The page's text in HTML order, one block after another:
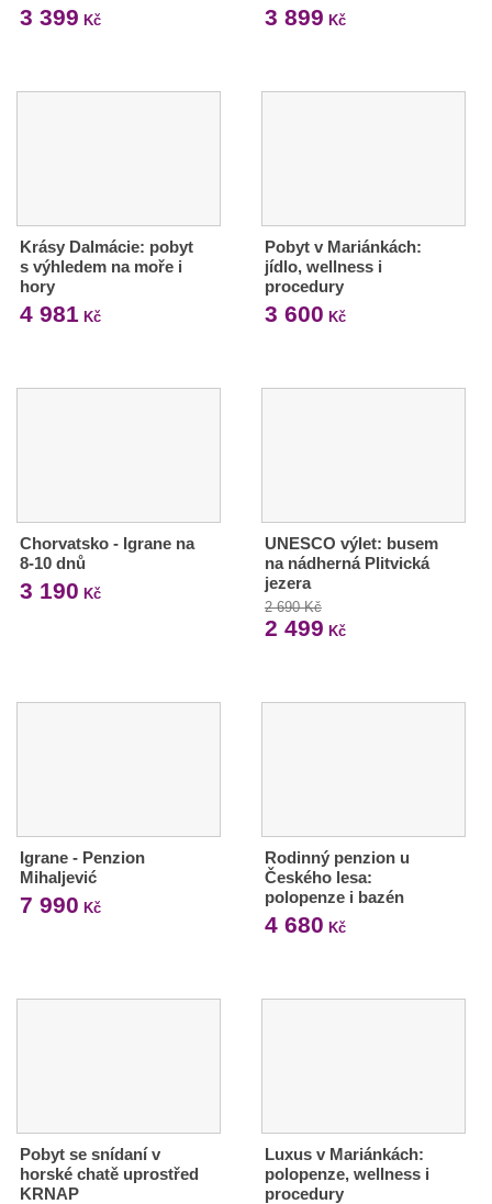
3 399 Kč 3 899 Kč
Krásy Dalmácie: pobyt
s výhledem na moře i
hory
4 981 Kč
Pobyt v Mariánkách:
jídlo, wellness i
procedury
3 600 Kč
Chorvatsko - Igrane na
8-10 dnů
3 190 Kč
UNESCO výlet: busem
na nádherná Plitvická
jezera
2 690 Kč
2 499 Kč
Igrane - Penzion
Mihaljević
7 990 Kč
Rodinný penzion u
Českého lesa:
polopenze i bazén
4 680 Kč
Pobyt se snídaní v
horské chatě uprostřed
KRNAP
Luxus v Mariánkách:
polopenze, wellness i
procedury